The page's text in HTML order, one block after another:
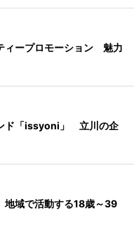
ィープロモーション 魅力
ド「issyoni」 立川の企
域で活動する18歳～39